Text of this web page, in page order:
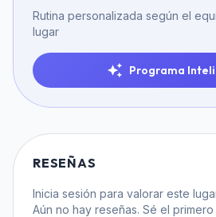
Rutina personalizada según el
lugar
Programa
RESEÑAS
Inicia sesión para valorar este
Aún no hay reseñas. Sé el